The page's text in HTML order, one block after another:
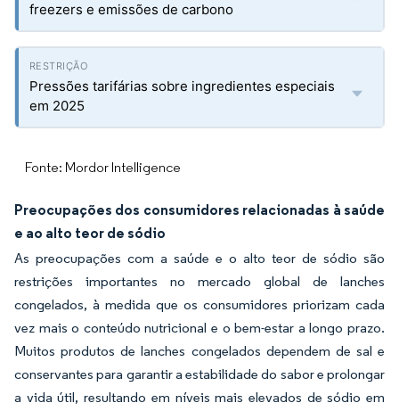
freezers e emissões de carbono
Pressões tarifárias sobre ingredientes especiais
em 2025
Fonte: Mordor Intelligence
Preocupações dos consumidores relacionadas à saúde
e ao alto teor de sódio
As preocupações com a saúde e o alto teor de sódio são
restrições importantes no mercado global de lanches
congelados, à medida que os consumidores priorizam cada
vez mais o conteúdo nutricional e o bem-estar a longo prazo.
Muitos produtos de lanches congelados dependem de sal e
conservantes para garantir a estabilidade do sabor e prolongar
a vida útil, resultando em níveis mais elevados de sódio em